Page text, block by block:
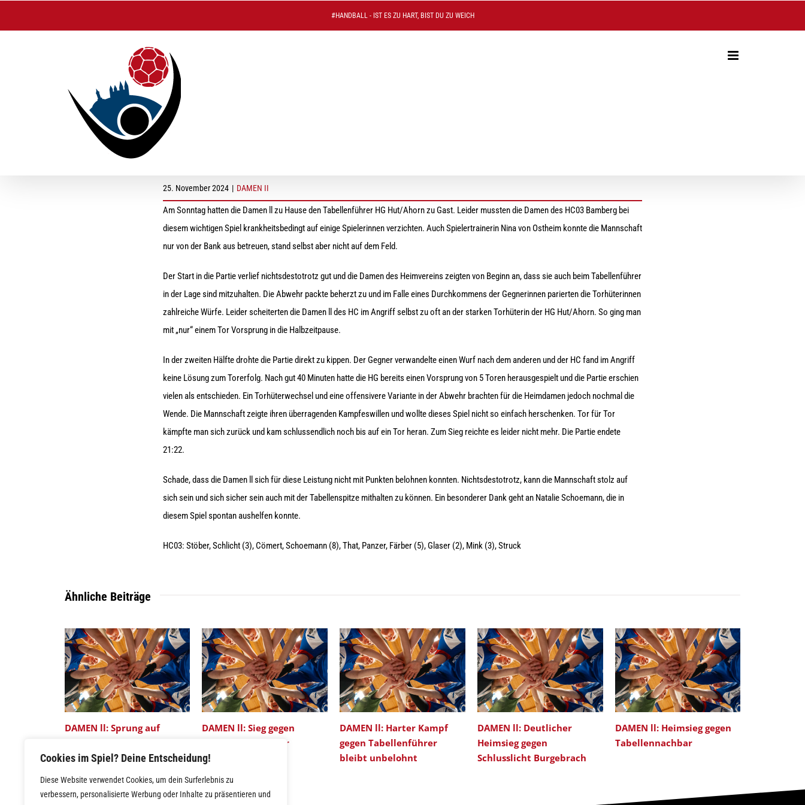
Cookies im Spiel? Deine Entscheidung!
Diese Website verwendet Cookies, um dein Surferlebnis zu
verbessern, personalisierte Werbung oder Inhalte zu präsentieren und
#HANDBALL - IST ES ZU HART, BIST DU ZU WEICH
25. November 2024 | DAMEN II
Am Sonntag hatten die Damen ll zu Hause den Tabellenführer HG Hut/Ahorn zu Gast. Leider mussten die Damen des HC03 Bamberg bei
diesem wichtigen Spiel krankheitsbedingt auf einige Spielerinnen verzichten. Auch Spielertrainerin Nina von Ostheim konnte die Mannschaft
nur von der Bank aus betreuen, stand selbst aber nicht auf dem Feld.
Der Start in die Partie verlief nichtsdestotrotz gut und die Damen des Heimvereins zeigten von Beginn an, dass sie auch beim Tabellenführer
in der Lage sind mitzuhalten. Die Abwehr packte beherzt zu und im Falle eines Durchkommens der Gegnerinnen parierten die Torhüterinnen
zahlreiche Würfe. Leider scheiterten die Damen ll des HC im Angriff selbst zu oft an der starken Torhüterin der HG Hut/Ahorn. So ging man
mit „nur“ einem Tor Vorsprung in die Halbzeitpause.
In der zweiten Hälfte drohte die Partie direkt zu kippen. Der Gegner verwandelte einen Wurf nach dem anderen und der HC fand im Angriff
keine Lösung zum Torerfolg. Nach gut 40 Minuten hatte die HG bereits einen Vorsprung von 5 Toren herausgespielt und die Partie erschien
vielen als entschieden. Ein Torhüterwechsel und eine offensivere Variante in der Abwehr brachten für die Heimdamen jedoch nochmal die
Wende. Die Mannschaft zeigte ihren überragenden Kampfeswillen und wollte dieses Spiel nicht so einfach herschenken. Tor für Tor
kämpfte man sich zurück und kam schlussendlich noch bis auf ein Tor heran. Zum Sieg reichte es leider nicht mehr. Die Partie endete
21:22.
Schade, dass die Damen ll sich für diese Leistung nicht mit Punkten belohnen konnten. Nichtsdestotrotz, kann die Mannschaft stolz auf
sich sein und sich sicher sein auch mit der Tabellenspitze mithalten zu können. Ein besonderer Dank geht an Natalie Schoemann, die in
diesem Spiel spontan aushelfen konnte.
HC03: Stöber, Schlicht (3), Cömert, Schoemann (8), That, Panzer, Färber (5), Glaser (2), Mink (3), Struck
Ähnliche Beiträge
DAMEN ll: Sprung auf
verpasst
DAMEN ll: Sieg gegen
Gefrees ll in letzter
Sekunde gerettet
DAMEN ll: Harter Kampf
gegen Tabellenführer
bleibt unbelohnt
DAMEN ll: Deutlicher
Heimsieg gegen
Schlusslicht Burgebrach
DAMEN ll: Heimsieg gegen
Tabellennachbar